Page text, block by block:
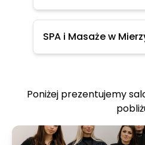
SPA i Masaże w
Poniżej prezentujemy